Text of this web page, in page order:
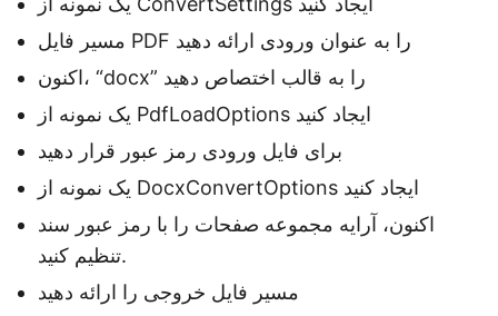
مسیر فایل PDF را به عنوان ورودی ارائه دهید
اکنون، “docx” را به قالب اختصاص دهید
یک نمونه از PdfLoadOptions ایجاد کنید
برای فایل ورودی رمز عبور قرار دهید
یک نمونه از DocxConvertOptions ایجاد کنید
اکنون، آرایه مجموعه صفحات را با رمز عبور سند
تنظیم کنید.
مسیر فایل خروجی را ارائه دهید